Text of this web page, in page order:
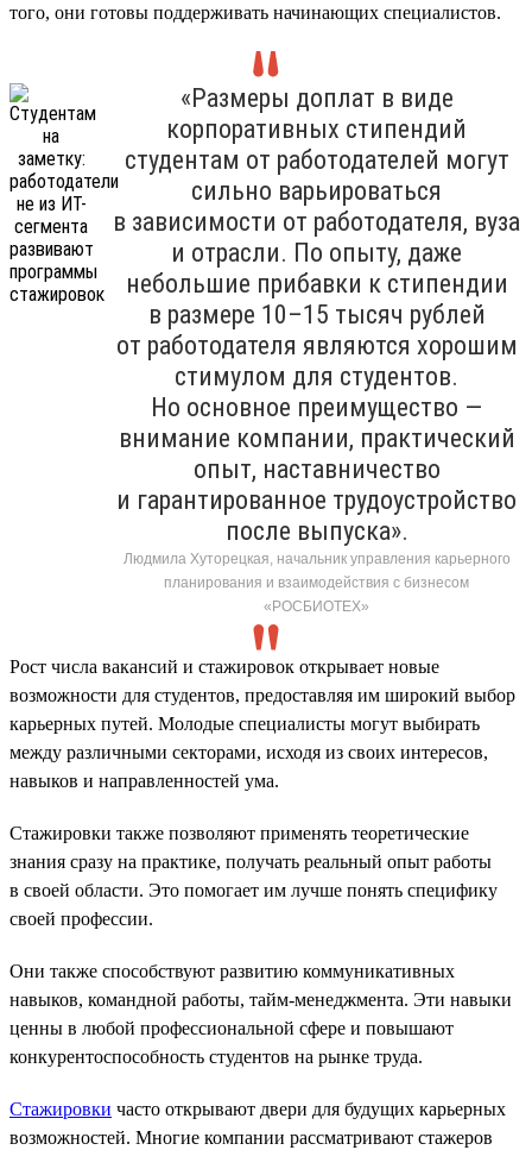
того, они готовы поддерживать начинающих специалистов.
«Размеры доплат в виде
корпоративных стипендий
студентам от работодателей могут
сильно варьироваться
в зависимости от работодателя, вуза
и отрасли. По опыту, даже
небольшие прибавки к стипендии
в размере 10–15 тысяч рублей
от работодателя являются хорошим
стимулом для студентов.
Но основное преимущество —
внимание компании, практический
опыт, наставничество
и гарантированное трудоустройство
после выпуска».
Людмила Хуторецкая, начальник управления карьерного
планирования и взаимодействия с бизнесом
«РОСБИОТЕХ»
Рост числа вакансий и стажировок открывает новые
возможности для студентов, предоставляя им широкий выбор
карьерных путей. Молодые специалисты могут выбирать
между различными секторами, исходя из своих интересов,
навыков и направленностей ума.
Стажировки также позволяют применять теоретические
знания сразу на практике, получать реальный опыт работы
в своей области. Это помогает им лучше понять специфику
своей профессии.
Они также способствуют развитию коммуникативных
навыков, командной работы, тайм-менеджмента. Эти навыки
ценны в любой профессиональной сфере и повышают
конкурентоспособность студентов на рынке труда.
Стажировки часто открывают двери для будущих карьерных
возможностей. Многие компании рассматривают стажеров